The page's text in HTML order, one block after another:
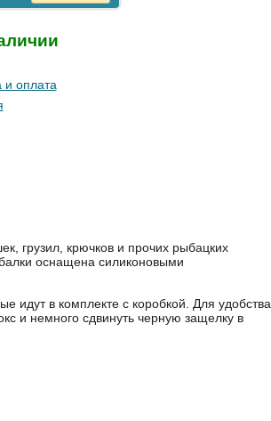
и оплата
грузил, крючков и прочих рыбацких
оснащена силиконовыми
идут в комплекте с коробкой. Для удобства
и немного сдвинуть черную защелку в